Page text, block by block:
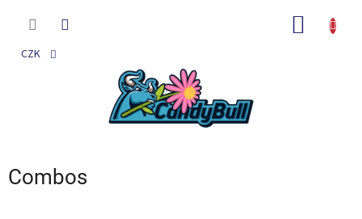
CZK
Combos